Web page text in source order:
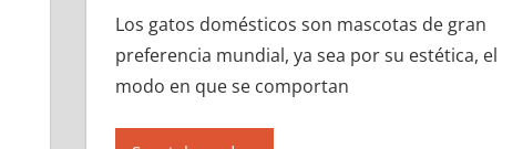
Los gatos domésticos son mascotas de gran
preferencia mundial, ya sea por su estética, el
modo en que se comportan